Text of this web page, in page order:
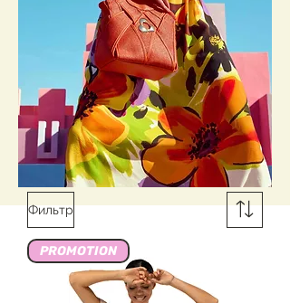
Фильтр
PROMOTION